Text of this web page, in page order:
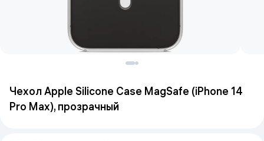
Чехол Apple Silicone Case MagSafe (iPhone 14
Pro Max), прозрачный